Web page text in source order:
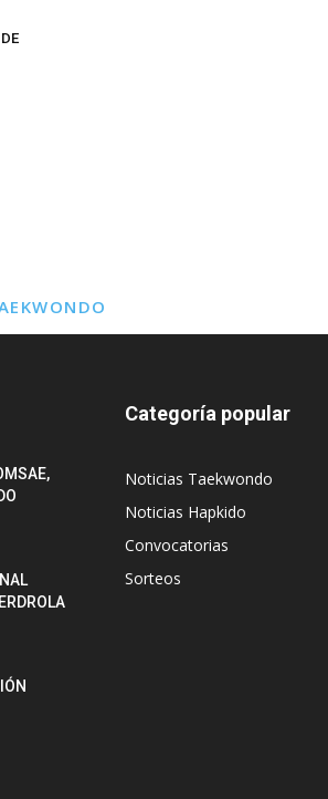
Categoría popular
Noticias Taekwondo
Noticias Hapkido
Convocatorias
Sorteos